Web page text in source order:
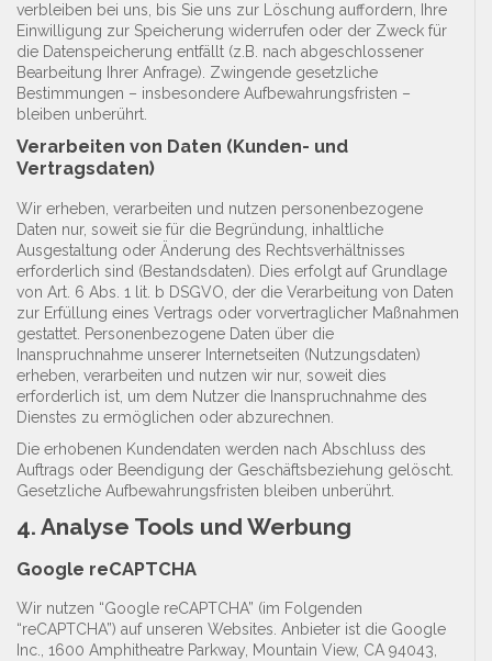
verbleiben bei uns, bis Sie uns zur Löschung auffordern, Ihre
Einwilligung zur Speicherung widerrufen oder der Zweck für
die Datenspeicherung entfällt (z.B. nach abgeschlossener
Bearbeitung Ihrer Anfrage). Zwingende gesetzliche
Bestimmungen – insbesondere Aufbewahrungsfristen –
bleiben unberührt.
Verarbeiten von Daten (Kunden- und
Vertragsdaten)
Wir erheben, verarbeiten und nutzen personenbezogene
Daten nur, soweit sie für die Begründung, inhaltliche
Ausgestaltung oder Änderung des Rechtsverhältnisses
erforderlich sind (Bestandsdaten). Dies erfolgt auf Grundlage
von Art. 6 Abs. 1 lit. b DSGVO, der die Verarbeitung von Daten
zur Erfüllung eines Vertrags oder vorvertraglicher Maßnahmen
gestattet. Personenbezogene Daten über die
Inanspruchnahme unserer Internetseiten (Nutzungsdaten)
erheben, verarbeiten und nutzen wir nur, soweit dies
erforderlich ist, um dem Nutzer die Inanspruchnahme des
Dienstes zu ermöglichen oder abzurechnen.
Die erhobenen Kundendaten werden nach Abschluss des
Auftrags oder Beendigung der Geschäftsbeziehung gelöscht.
Gesetzliche Aufbewahrungsfristen bleiben unberührt.
4. Analyse Tools und Werbung
Google reCAPTCHA
Wir nutzen “Google reCAPTCHA” (im Folgenden
“reCAPTCHA”) auf unseren Websites. Anbieter ist die Google
Inc., 1600 Amphitheatre Parkway, Mountain View, CA 94043,